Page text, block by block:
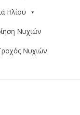
Ηλίου
Νυχιών
Νυχιών